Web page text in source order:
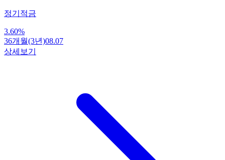
정기적금
3.60%
36개월(3년)08.07
상세보기